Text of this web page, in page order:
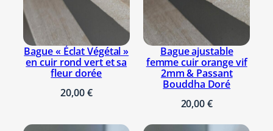
Bague « Éclat Végétal »
en cuir rond vert et sa
fleur dorée
20,00€
Bague ajustable
femme cuir orange vif
2mm & Passant
Bouddha Doré
20,00€